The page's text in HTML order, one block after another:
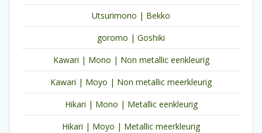
Utsurimono | Bekko
goromo | Goshiki
Kawari | Mono | Non metallic eenkleurig
Kawari | Moyo | Non metallic meerkleurig
Hikari | Mono | Metallic eenkleurig
Hikari | Moyo | Metallic meerkleurig